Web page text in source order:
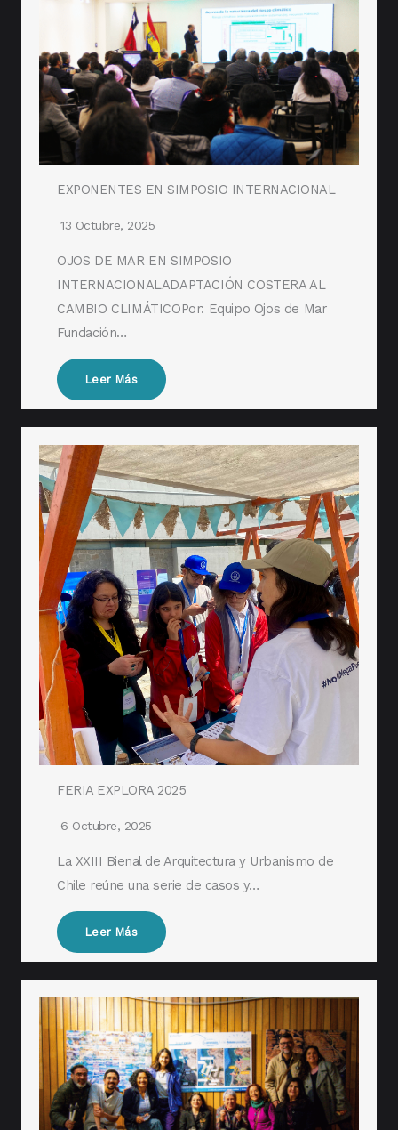
EXPONENTES EN SIMPOSIO INTERNACIONAL
13 Octubre, 2025
OJOS DE MAR EN SIMPOSIO
INTERNACIONALADAPTACIÓN COSTERA AL
CAMBIO CLIMÁTICOPor: Equipo Ojos de Mar
Fundación…
Leer Más
FERIA EXPLORA 2025
6 Octubre, 2025
La XXIII Bienal de Arquitectura y Urbanismo de
Chile reúne una serie de casos y…
Leer Más